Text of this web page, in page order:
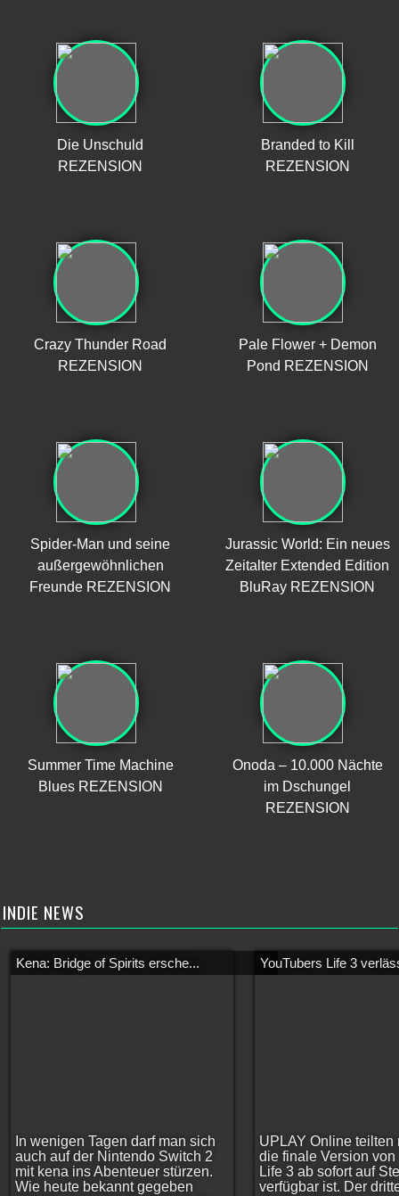
Die Unschuld
REZENSION
Branded to Kill
REZENSION
Crazy Thunder Road
REZENSION
Pale Flower + Demon
Pond REZENSION
Spider-Man und seine
außergewöhnlichen
Freunde REZENSION
Jurassic World: Ein neues
Zeitalter Extended Edition
BluRay REZENSION
Summer Time Machine
Blues REZENSION
Onoda – 10.000 Nächte
im Dschungel
REZENSION
INDIE NEWS
Kena: Bridge of Spirits ersche...
In wenigen Tagen darf man sich
auch auf der Nintendo Switch 2
mit kena ins Abenteuer stürzen.
Wie heute bekannt gegeben
YouTubers Life 3
UPLAY Online teilten
die finale Version von
Life 3 ab sofort auf
verfügbar ist. Der